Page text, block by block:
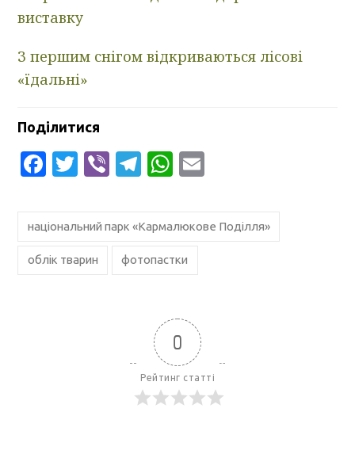
виставку
З першим снігом відкриваються лісові
«їдальні»
Поділитися
Facebook
Twitter
ViberTelegram
WhatsApp
національний парк «Кармалюкове Поділля»
облік тварин фотопастки
0
Рейтинг статті